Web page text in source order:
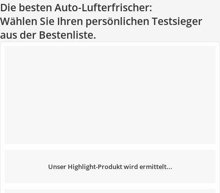
Die besten Auto-Lufterfrischer:
Wählen Sie Ihren persönlichen Testsieger
aus der Bestenliste.
Unser Highlight-Produkt wird ermittelt...